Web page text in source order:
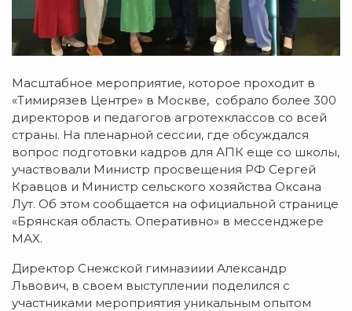
Масштабное мероприятие, которое проходит в
«Тимирязев Центре» в Москве, собрало более 300
директоров и педагогов агротехклассов со всей
страны. На пленарной сессии, где обсуждался
вопрос подготовки кадров для АПК еще со школы,
участвовали Министр просвещения РФ Сергей
Кравцов и Министр сельского хозяйства Оксана
Лут. Об этом сообщается на официальной странице
«Брянская область. Оперативно» в мессенджере
МАХ.
Директор Снежской гимназиии Александр
Львович, в своем выступлении поделился с
участниками мероприятия уникальным опытом